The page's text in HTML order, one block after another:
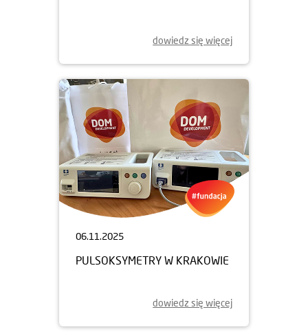
dowiedz się więcej
06.11.2025
PULSOKSYMETRY W KRAKOWIE
dowiedz się więcej